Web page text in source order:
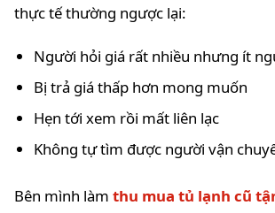
thực tế thường ngược lại:
Người hỏi giá rất nhiều nhưng ít
Bị trả giá thấp hơn mong muốn
Hẹn tới xem rồi mất liên lạc
Không tự tìm được người vận
Bên mình làm thu mua tủ lạnh cũ